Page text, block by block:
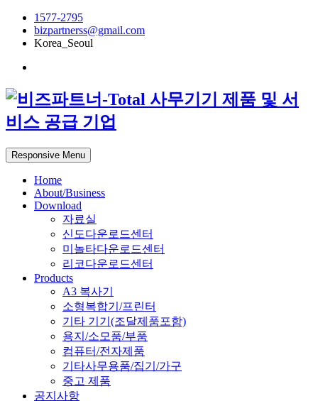
1577-2795
bizpartnerss@gmail.com
Korea_Seoul
Responsive Menu
Home
About/Business
Download
자료실
신도다운로드센터
미놀타다운로드센터
리코다운로드센터
Products
A3 복사기
소형복합기/프린터
기타 기기(조달제품포함)
용지/소모품/부품
컴퓨터/전자제품
기타사무용품/집기/가구
중고 제품
공지사항